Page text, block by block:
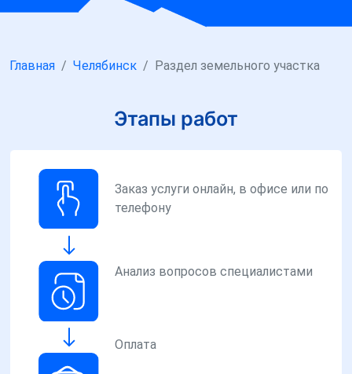
Главная Челябинск Раздел земельного участка
Этапы работ
Заказ услуги онлайн, в офисе или по
телефону
Анализ вопросов специалистами
Оплата